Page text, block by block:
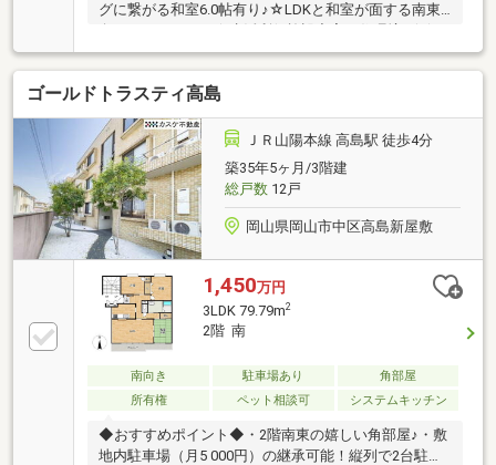
グに繋がる和室6.0帖有り♪☆LDKと和室が面する南東
育園、小学校と教育施設充実でお子様のいるご家庭に
も安心♪≪ご見学できます♪お気軽にお問い合わせくだ
さい≫○住まいのことなら≪住むりえ≫に何でもお気
軽にご相談ください♪♪○お客様のニーズに最適な一戸
建て、マンション、土地などの不動産情報をご提供致
します！！○住宅ローンについて、わかりやすくご説
明いたします。○住み替え、売却をお考えの方もお気
軽にご相談ください♪♪
ゴールドトラスティ高島
ＪＲ山陽本線 高島駅 徒歩4分
築35年5ヶ月/3階建
総戸数12戸
岡山県岡山市中区高島新屋敷
1,450万円
3LDK 79.79m2
2階 南
南向き 駐車場あり
角部屋
所有権
ペット相談可 システムキッチン
◆おすすめポイント◆・2階南東の嬉しい角部屋♪・敷
地内駐車場（月5 000円）の継承可能！縦列で2台駐車